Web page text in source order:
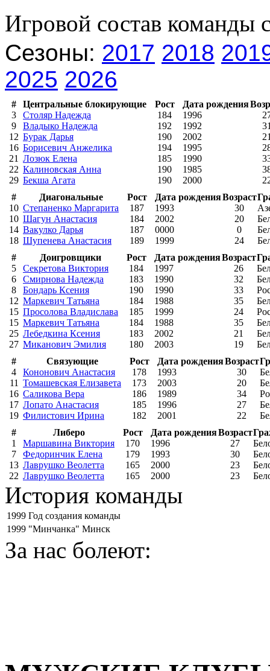
Игровой состав команды
Сезоны: 2017 2018
2025 2026
# Центральные блокирующие Рост Дата рождения
3
Столяр Надежда 184 1996
9
Владыко Надежда 192 1992
12 Бурак Дарья 190 2002
16 Борисевич Анжелика 194 1995
21 Лозюк Елена 185 1990
22 Калиновская Анна 190 1985
29 Бекша Агата 190 2000
#
Диагональные Рост Дата рожденияВозраст
10 Степаненко Маргарита 187 1993 30
10 Шагун Анастасия 184 2002 20
14 Вакулко Дарья 187 0000 0
18 Шупенева Анастасия 189 1999 24
#
Доигровщики Рост Дата рожденияВозраст
5
Секретова Виктория 184 1997 26
6
Смирнова Надежда 183 1990 32
8
Бондарь Ксения 190 1990 33
12 Маркевич Татьяна 184 1988 35
15 Просолова Владислава 185 1999 24
15 Маркевич Татьяна 184 1988 35
25 Лебедкина Ксения 183 2002 21
27 Миканович Эмилия 180 2003 19
#
Связующие Рост Дата рожденияВозраст
4
Кононович Анастасия 178 1993 30
11 Томашевская Елизавета 173 2003 20
16 Саликова Вера 186 1989 34
17 Лопато Анастасия 185 1996 27
19 Филистович Ирина 182 2001 22
#
Либеро Рост Дата рожденияВозраст
1
Маршавина Виктория 170 1996 27
7
Федоринчик Елена 179 1993 30
13 Лаврушко Веолетта 165 2000 23
22 Лаврушко Веолетта 165 2000 23
История команды
1999 Год создания команды
1999 "Минчанка" Минск
За нас болеют: